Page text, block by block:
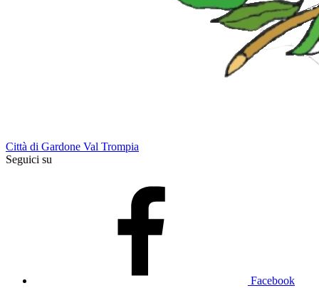
Città di Gardone Val Trompia
Seguici su
Facebook